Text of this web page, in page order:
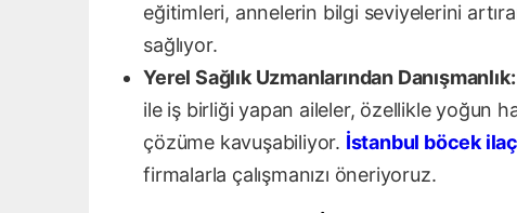
eğitimleri, annelerin bilgi seviyelerini
sağlıyor.
Yerel Sağlık Uzmanlarından Danışmanlık:
ile iş birliği yapan aileler, özellikle yoğun
çözüme kavuşabiliyor. İstanbul böcek
firmalarla çalışmanızı öneriyoruz.